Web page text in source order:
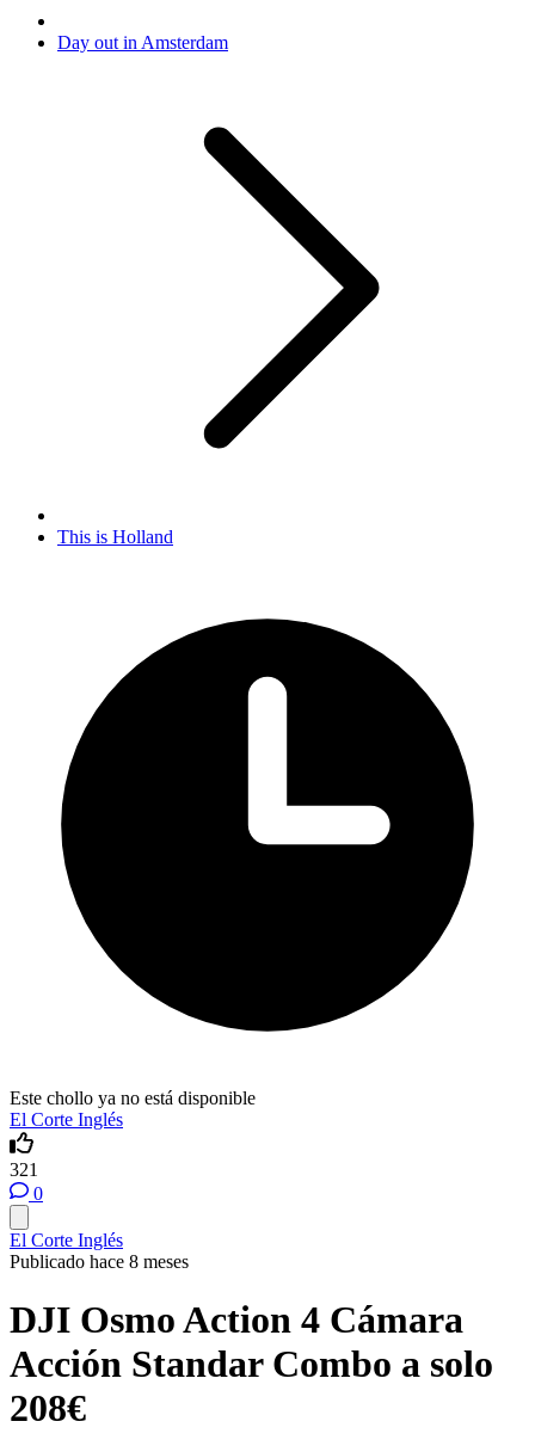
Day out in Amsterdam
This is Holland
Este chollo ya no está disponible
El Corte Inglés
321
0
El Corte Inglés
Publicado hace 8 meses
DJI Osmo Action 4 Cámara
Acción Standar Combo a solo
208€